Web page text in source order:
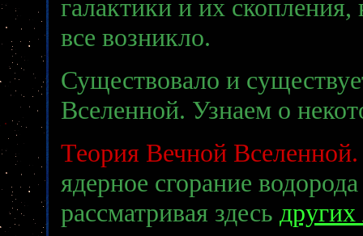
галактики и их
все возникло.
Существовало и
Вселенной. Узнаем о
Теория Вечной
ядерное сгорание
рассматривая здесь